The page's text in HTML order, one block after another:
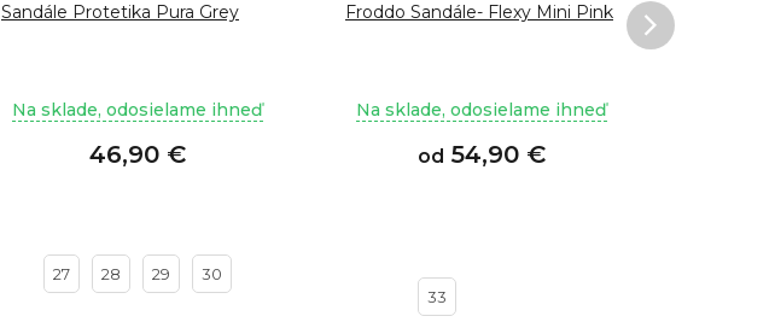
Sandále Protetika Pura Grey
Na sklade, odosielame ihneď
46,90 €
27 28 29 30
Froddo Sandále- Flexy Mini Pink
Na sklade, odosielame ihneď
od 54,90 €
33